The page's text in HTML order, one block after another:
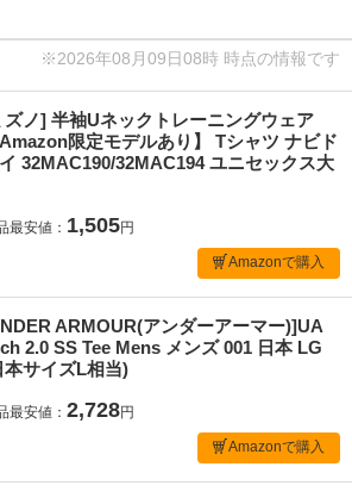
※2026年08月09日08時 時点の情報です
ズノ] 半袖Uネックトレーニングウェア
Amazon限定モデルあり】 Tシャツ ナビド
32MAC190/32MAC194 ユニセックス大
最安値： 1,505円
Amazonで購入
ARMOUR(アンダーアーマー)]UA
2.0 SS Tee Mens メンズ 001 日本 LG
本サイズL相当)
最安値： 2,728円
Amazonで購入